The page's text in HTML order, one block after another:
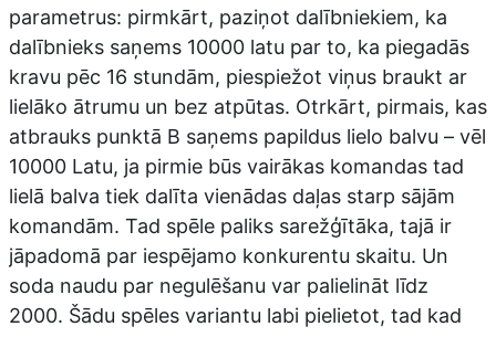
parametrus: pirmkārt, paziņot dalībniekiem, ka
dalībnieks saņems 10000 latu par to, ka piegadās
kravu pēc 16 stundām, piespiežot viņus braukt ar
lielāko ātrumu un bez atpūtas. Otrkārt, pirmais, kas
atbrauks punktā B saņems papildus lielo balvu – vēl
10000 Latu, ja pirmie būs vairākas komandas tad
lielā balva tiek dalīta vienādas daļas starp sājām
komandām. Tad spēle paliks sarežģītāka, tajā ir
jāpadomā par iespējamo konkurentu skaitu. Un
soda naudu par negulēšanu var palielināt līdz
2000. Šādu spēles variantu labi pielietot, tad kad